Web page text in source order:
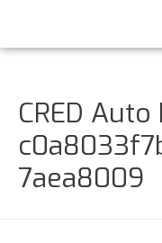
CRED
7aea8009